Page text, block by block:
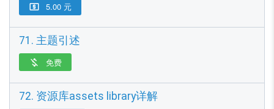
 5.00 元
71. 主题引述
 免费
72. 资源库assets library详解